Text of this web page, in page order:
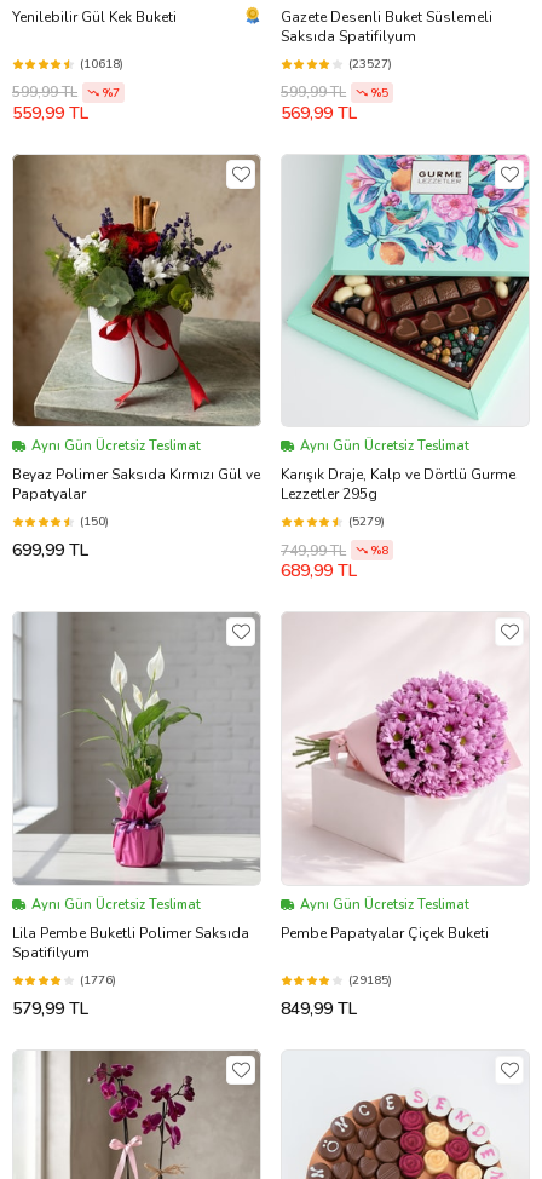
Yenilebilir Gül Kek Buketi
(10618)
599,99 TL %7
559,99 TL
Gazete Desenli Buket Süslemeli
Saksıda Spatifilyum
(23527)
599,99 TL %5
569,99 TL
Aynı Gün Ücretsiz Teslimat
Beyaz Polimer Saksıda Kırmızı Gül ve
Papatyalar
(150)
699,99 TL
Aynı Gün Ücretsiz Teslimat
Karışık Draje, Kalp ve Dörtlü Gurme
Lezzetler 295g
(5279)
749,99 TL %8
689,99 TL
Aynı Gün Ücretsiz Teslimat
Lila Pembe Buketli Polimer Saksıda
Spatifilyum
(1776)
579,99 TL
Aynı Gün Ücretsiz Teslimat
Pembe Papatyalar Çiçek Buketi
(29185)
849,99 TL